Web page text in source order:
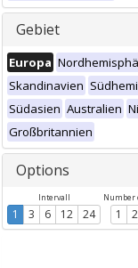
Gebiet
Europa
Skandinavien
Südasien Australien
Großbritannien
Options
Intervall
1 3 6 12 24
Number
1 2